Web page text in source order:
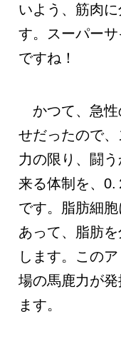
いよう、筋肉
す。スーパー
ですね！
かつて、急性
せだったので、
力の限り、闘
来る体制を、0.
です。脂肪細
あって、脂肪
します。この
場の馬鹿力が
ます。